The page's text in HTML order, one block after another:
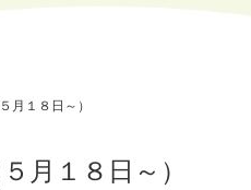
月１８日～）
月１８日～）